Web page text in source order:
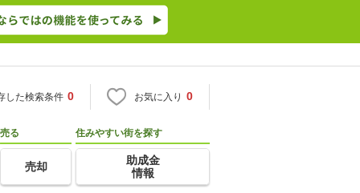
した検索条件 0 お気に入り 0
売る
売却
住みやすい街を探す
助成金
情報